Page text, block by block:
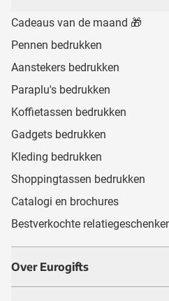
Cadeaus van de maand 🎁
Pennen bedrukken
Aanstekers bedrukken
Paraplu's bedrukken
Koffietassen bedrukken
Gadgets bedrukken
Kleding bedrukken
Shoppingtassen bedrukken
Catalogi en brochures
Bestverkochte
Over Eurogifts